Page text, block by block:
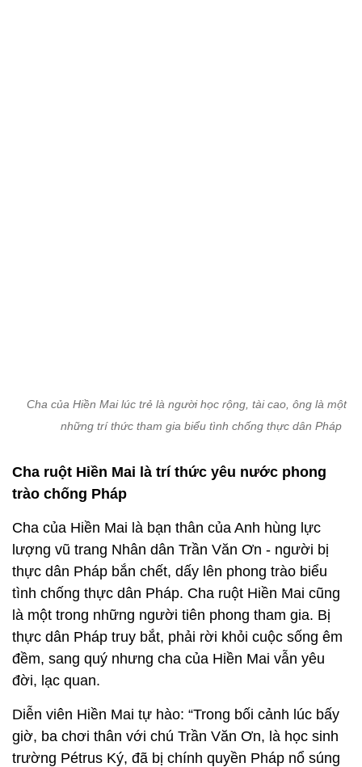
Cha của Hiền Mai lúc trẻ là người học rộng, tài cao, ông là một
những trí thức tham gia biểu tình chống thực dân Pháp
Cha ruột Hiền Mai là trí thức yêu nước phong
trào chống Pháp
Cha của Hiền Mai là bạn thân của Anh hùng lực
lượng vũ trang Nhân dân Trần Văn Ơn - người bị
thực dân Pháp bắn chết, dấy lên phong trào biểu
tình chống thực dân Pháp. Cha ruột Hiền Mai cũng
là một trong những người tiên phong tham gia. Bị
thực dân Pháp truy bắt, phải rời khỏi cuộc sống êm
đềm, sang quý nhưng cha của Hiền Mai vẫn yêu
đời, lạc quan.
Diễn viên Hiền Mai tự hào: “Trong bối cảnh lúc bấy
giờ, ba chơi thân với chú Trần Văn Ơn, là học sinh
trường Pétrus Ký, đã bị chính quyền Pháp nổ súng